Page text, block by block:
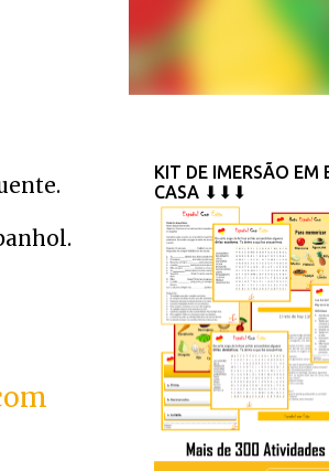
KIT DE IMERSÃO EM
CASA ⬇⬇⬇